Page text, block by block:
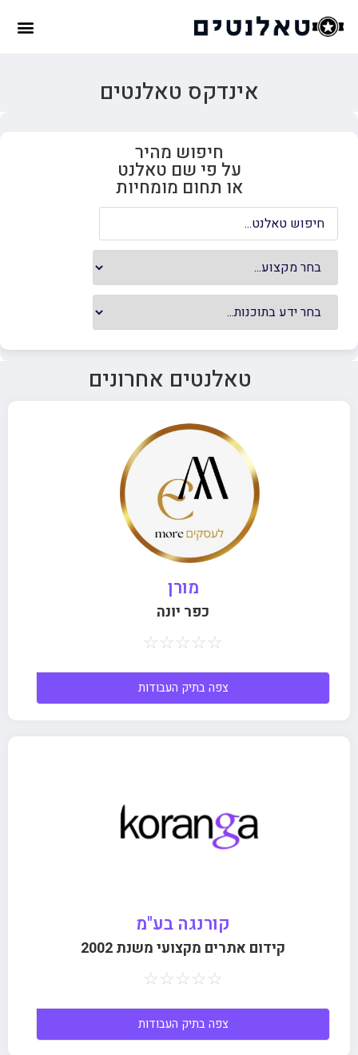
אינדקס טאלנטים
חיפוש מהיר
על פי שם טאלנט
או תחום מומחיות
טאלנטים אחרונים
מורן
כפר יונה
☆
☆
☆
☆
☆
צפה בתיק העבודות
קורנגה בע"מ
קידום אתרים מקצועי משנת 2002
☆
☆
☆
☆
☆
צפה בתיק העבודות